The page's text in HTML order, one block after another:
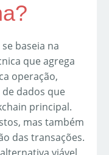
baseia na
que agrega
operação,
dados que
principal.
mas também
das transações.